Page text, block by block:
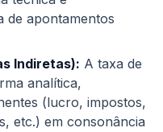
de apontamentos
Indiretas): A taxa de
analítica,
(lucro, impostos,
etc.) em consonância